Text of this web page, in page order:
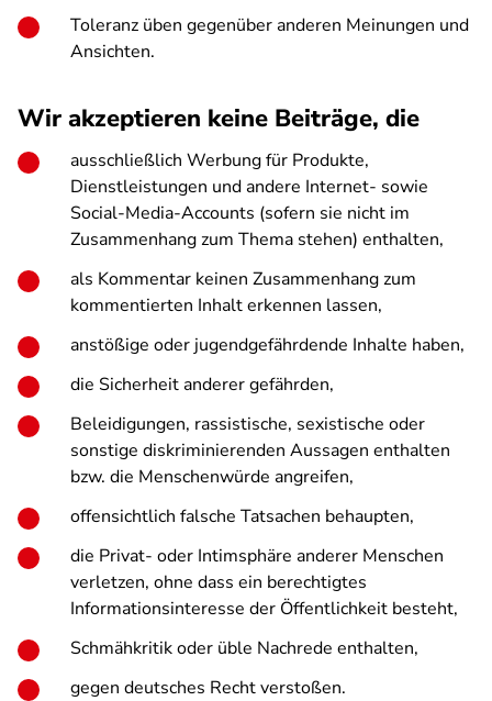
Toleranz üben gegenüber anderen Meinungen und
Ansichten.
Wir akzeptieren keine Beiträge, die
ausschließlich Werbung für Produkte,
Dienstleistungen und andere Internet- sowie
Social-Media-Accounts (sofern sie nicht im
Zusammenhang zum Thema stehen) enthalten,
als Kommentar keinen Zusammenhang zum
kommentierten Inhalt erkennen lassen,
anstößige oder jugendgefährdende Inhalte haben,
die Sicherheit anderer gefährden,
Beleidigungen, rassistische, sexistische oder
sonstige diskriminierenden Aussagen enthalten
bzw. die Menschenwürde angreifen,
offensichtlich falsche Tatsachen behaupten,
die Privat- oder Intimsphäre anderer Menschen
verletzen, ohne dass ein berechtigtes
Informationsinteresse der Öffentlichkeit besteht,
Schmähkritik oder üble Nachrede enthalten,
gegen deutsches Recht verstoßen.